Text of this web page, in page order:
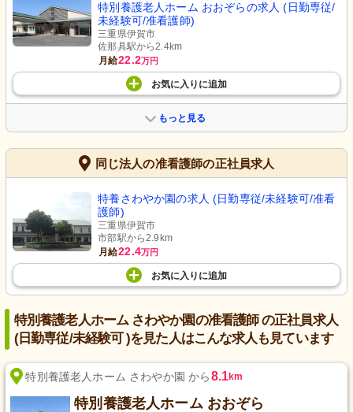
特別養護老人ホーム おおぞらの求人 (日勤専従/
未経験可/准看護師)
三重県伊賀市
佐那具駅から2.4km
月給22.2万円
お気に入り に追加
もっと見る
同じ法人の准看護師の正社員求人
特養さわやか園の求人 (日勤専従/未経験可/准看
護師)
三重県伊賀市
市部駅から2.9km
月給22.4万円
お気に入り に追加
特別養護老人ホーム さわやか園の准看護師 の正社員求人
(日勤専従/未経験可 )を見た人はこんな求人も見ています
特別養護老人ホーム さわやか園 から8.1km
特別養護老人ホーム おおぞら